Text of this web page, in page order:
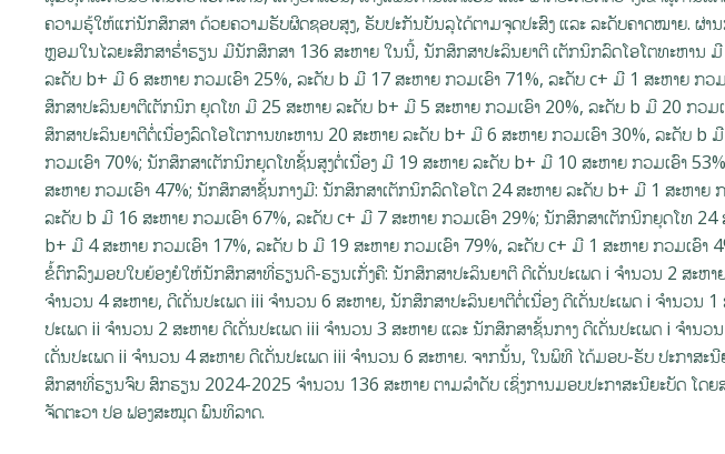
ຄວາມຮູ້ໃຫ້ແກ່ນັກສຶກສາ ດ້ວຍຄວາມຮັບຜິດຊອບສູງ, ຮັບປະກັນບັນລຸໄດ້ຕາມຈຸດປະສົງ ແລະ ລະດັບຄາດໝາຍ. ຜ່າ
ຫຼອມໃນໄລຍະສຶກສາຮໍ່າຮຽນ ມີນັກສຶກສາ 136 ສະຫາຍ ໃນນີ້, ນັກສຶກສາປະລິນຍາຕີ ເຕັກນິກລົດໂອໂຕທະຫານ
ລະດັບ b+ ມີ 6 ສະຫາຍ ກວມເອົາ 25%, ລະດັບ b ມີ 17 ສະຫາຍ ກວມເອົາ 71%, ລະດັບ c+ ມີ 1 ສະຫາຍ ກວ
ສຶກສາປະລິນຍາຕີເຕັກນິກ ຍຸດໂທ ມີ 25 ສະຫາຍ ລະດັບ b+ ມີ 5 ສະຫາຍ ກວມເອົາ 20%, ລະດັບ b ມີ 20 ກວມ
ສຶກສາປະລິນຍາຕີຕໍ່ເນື່ອງລົດໂອໂຕການທະຫານ 20 ສະຫາຍ ລະດັບ b+ ມີ 6 ສະຫາຍ ກວມເອົາ 30%, ລະດັບ b
ກວມເອົາ 70%; ນັກສຶກສາເຕັກນິກຍຸດໂທຊັ້ນສູງຕໍ່ເນື່ອງ ມີ 19 ສະຫາຍ ລະດັບ b+ ມີ 10 ສະຫາຍ ກວມເອົາ
ສະຫາຍ ກວມເອົາ 47%; ນັກສຶກສາຊັ້ນກາງມີ: ນັກສຶກສາເຕັກນິກລົດໂອໂຕ 24 ສະຫາຍ ລະດັບ b+ ມີ 1 ສະຫາຍ
ລະດັບ b ມີ 16 ສະຫາຍ ກວມເອົາ 67%, ລະດັບ c+ ມີ 7 ສະຫາຍ ກວມເອົາ 29%; ນັກສຶກສາເຕັກນິກຍຸດໂທ 24
b+ ມີ 4 ສະຫາຍ ກວມເອົາ 17%, ລະດັບ b ມີ 19 ສະຫາຍ ກວມເອົາ 79%, ລະດັບ c+ ມີ 1 ສະຫາຍ ກວມເອົາ
ຂໍ້ຕົກລົງມອບໃບຍ້ອງຍໍໃຫ້ນັກສຶກສາທີ່ຮຽນດີ-ຮຽນເກັ່ງຄື: ນັກສຶກສາປະລິນຍາຕີ ດີເດັ່ນປະເພດ i ຈໍານວນ 2 ສະຫາ
ຈໍານວນ 4 ສະຫາຍ, ດີເດັ່ນປະເພດ iii ຈໍານວນ 6 ສະຫາຍ, ນັກສຶກສາປະລິນຍາຕີຕໍ່ເນື່ອງ ດີເດັ່ນປະເພດ i ຈໍານວນ 1
ປະເພດ ii ຈໍານວນ 2 ສະຫາຍ ດີເດັ່ນປະເພດ iii ຈໍານວນ 3 ສະຫາຍ ແລະ ນັກສຶກສາຊັ້ນກາງ ດີເດັ່ນປະເພດ i ຈໍານວ
ເດັ່ນປະເພດ ii ຈໍານວນ 4 ສະຫາຍ ດີເດັ່ນປະເພດ iii ຈໍານວນ 6 ສະຫາຍ. ຈາກນັ້ນ, ໃນພິທີ ໄດ້ມອບ-ຮັບ ປະກາສະ
ສຶກສາທີ່ຮຽນຈົບ ສົກຮຽນ 2024-2025 ຈໍານວນ 136 ສະຫາຍ ຕາມລຳດັບ ເຊິ່ງການມອບປະກາສະນີຍະບັດ ໂດຍ
ຈັດຕະວາ ປອ ຟອງສະໝຸດ ພົນທິລາດ.